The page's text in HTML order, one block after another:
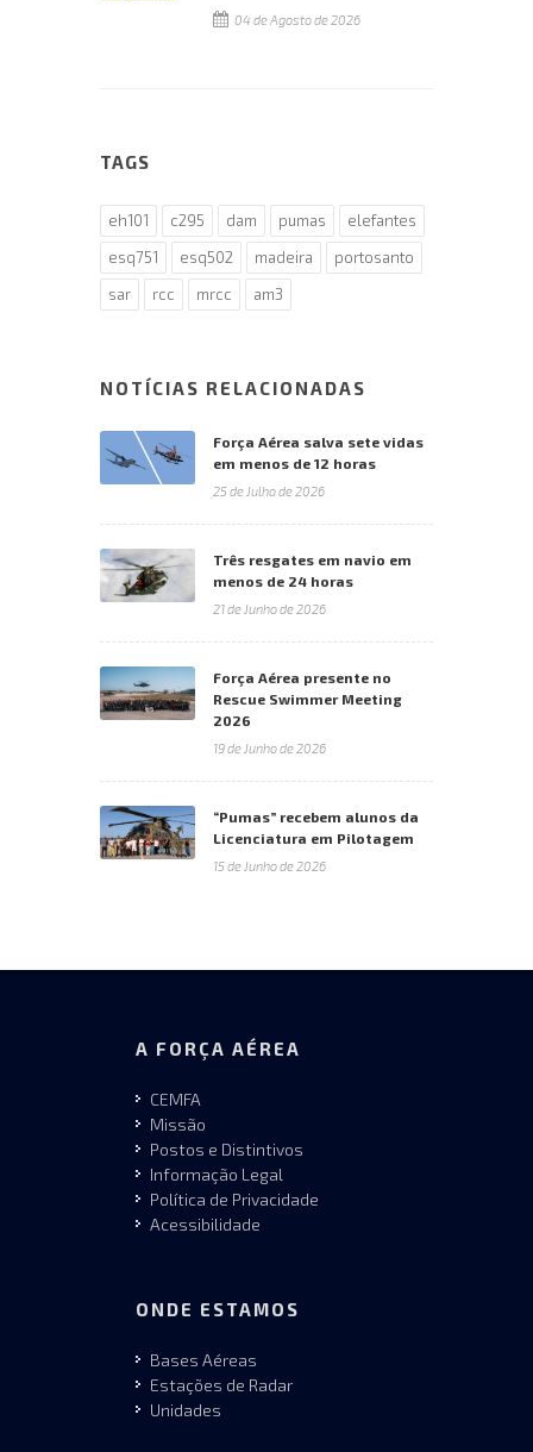
04 de Agosto de 2026
TAGS
eh101 c295 dam pumas
elefantes
esq751
esq502 madeira
portosanto
sar
rcc mrcc am3
NOTÍCIAS RELACIONADAS
Força Aérea salva sete vidas
em menos de 12 horas
25 de Julho de 2026
Três resgates em navio em
menos de 24 horas
21 de Junho de 2026
Força Aérea presente no
Rescue Swimmer Meeting
2026
19 de Junho de 2026
“Pumas” recebem alunos da
Licenciatura em Pilotagem
15 de Junho de 2026
A FORÇA AÉREA
CEMFA
Missão
Postos e Distintivos
Informação Legal
Política de Privacidade
Acessibilidade
ONDE ESTAMOS
Bases Aéreas
Estações de Radar
Unidades